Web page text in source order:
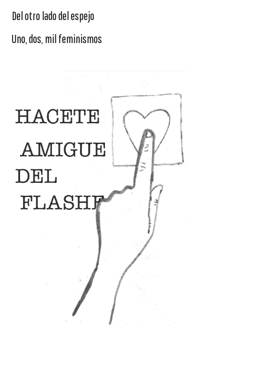
Del otro lado del espejo
Uno, dos, mil feminismos